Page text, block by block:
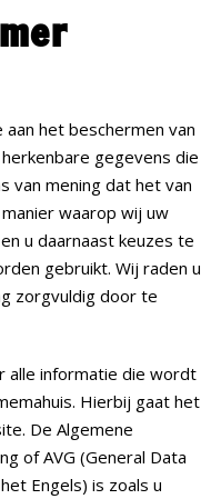
het beschermen van
gegevens die
van mening dat het van
waarop wij uw
u daarnaast keuzes te
gebruikt. Wij raden u
zorgvuldig door te
alle informatie die wordt
Hierbij gaat het
De Algemene
of AVG (General Data
Engels) is zoals u